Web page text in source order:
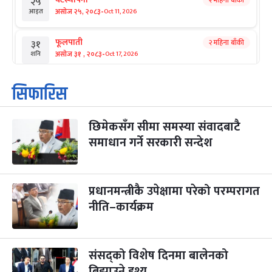
आइत असोज २५, २०८३-Oct 11, 2026
३१
शनि
फूलपाती
असोज ३१ , २०८३-Oct 17, 2026
२ महिना बाँकी
१
आइत
कार्तिक सङ्क्रान्ति
कार्तिक १, २०८३
३
मंगल
महानवमी
कार्तिक ३, २०८३-Oct 20, 2026
२ महिना बाँकी
४
बुध कार्तिक ४, २०८३ Oct 21, 2026
५
बिहि
पापा‌ङ्कुशा एकादशी व्रत
कार्तिक ५, २०८३
२२
आइत
कुकुर तिहार
कार्तिक २२, २०८३-Nov 8, 2026
३ महिना बाँकी
सिफारिस
छिमेकसँग सीमा समस्या संवादबाटै
समाधान गर्ने सरकारी सन्देश
प्रधानमन्त्रीकै उपेक्षामा परेको परम्परागत
नीति–कार्यक्रम
संसद्को विशेष दिनमा बालेनको